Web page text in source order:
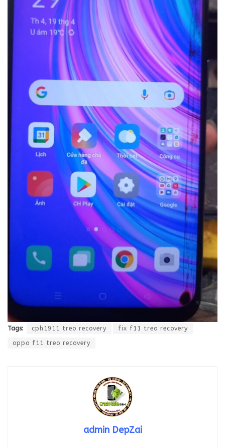
Tags: cph1911 treo recovery fix f11 treo recovery
oppo f11 treo recovery
admin DepZai